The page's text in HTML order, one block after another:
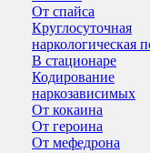
От спайса
Круглосуточная
наркологическая
В стационаре
Кодирование
наркозависимых
От кокаина
От героина
От мефедрона